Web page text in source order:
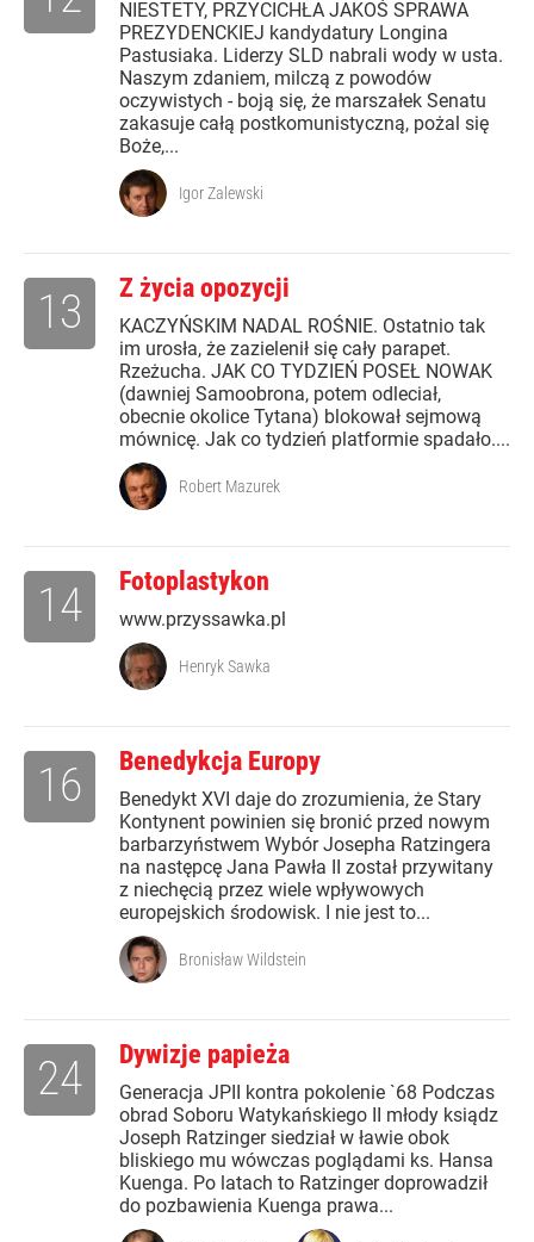
NIESTETY, PRZYCICHŁA JAKOŚ SPRAWA
PREZYDENCKIEJ kandydatury Longina
Pastusiaka. Liderzy SLD nabrali wody w usta.
Naszym zdaniem, milczą z powodów
oczywistych - boją się, że marszałek Senatu
zakasuje całą postkomunistyczną, pożal się
Boże,...
Igor Zalewski
Z życia opozycji
KACZYŃSKIM NADAL ROŚNIE. Ostatnio tak
im urosła, że zazielenił się cały parapet.
Rzeżucha. JAK CO TYDZIEŃ POSEŁ NOWAK
(dawniej Samoobrona, potem odleciał,
obecnie okolice Tytana) blokował sejmową
mównicę. Jak co tydzień platformie spadało....
13
Robert Mazurek
Fotoplastykon
www.przyssawka.pl
14
Henryk Sawka
Benedykcja Europy
Benedykt XVI daje do zrozumienia, że Stary
Kontynent powinien się bronić przed nowym
barbarzyństwem Wybór Josepha Ratzingera
na następcę Jana Pawła II został przywitany
z niechęcią przez wiele wpływowych
europejskich środowisk. I nie jest to...
16
Bronisław Wildstein
Dywizje papieża
Generacja JPII kontra pokolenie `68 Podczas
obrad Soboru Watykańskiego II młody ksiądz
Joseph Ratzinger siedział w ławie obok
bliskiego mu wówczas poglądami ks. Hansa
Kuenga. Po latach to Ratzinger doprowadził
do pozbawienia Kuenga prawa...
24